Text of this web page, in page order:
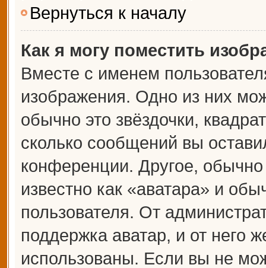
Вернуться к началу
Как я могу поместить
Вместе с именем
изображения. Одно из них
обычно это звёздочки,
сколько сообщений вы
конференции. Другое,
известно как «аватара» и
пользователя. От
поддержка аватар, и от него
использованы. Если вы не